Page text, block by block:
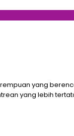
yang
yang lebih